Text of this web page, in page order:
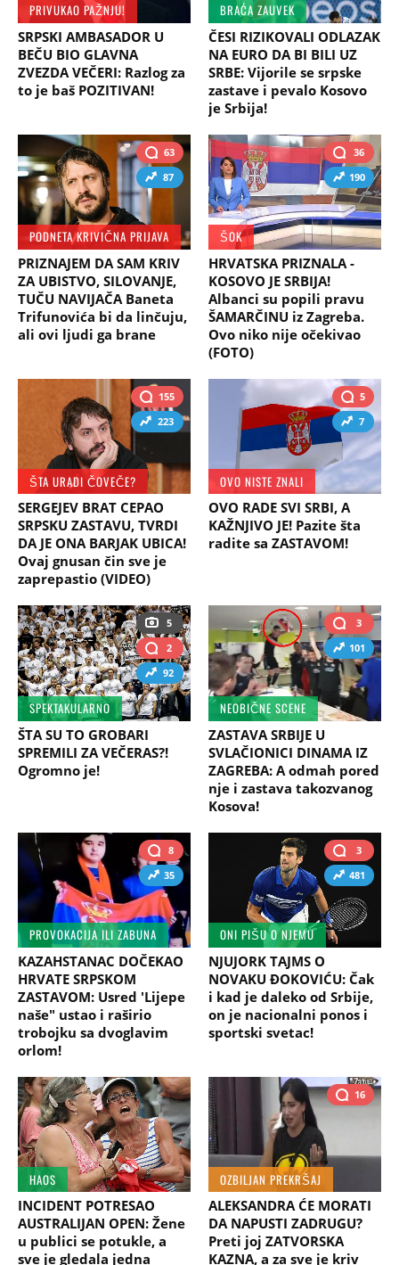
PRIVUKAO PAŽNJU!
SRPSKI AMBASADOR U
BEČU BIO GLAVNA
ZVEZDA VEČERI: Razlog za
to je baš POZITIVAN!
BRAĆA ZAUVEK
ČESI RIZIKOVALI ODLAZAK
NA EURO DA BI BILI UZ
SRBE: Vijorile se srpske
zastave i pevalo Kosovo
je Srbija!
63
87
PODNETA KRIVIČNA PRIJAVA
PRIZNAJEM DA SAM KRIV
ZA UBISTVO, SILOVANJE,
TUČU NAVIJAČA Baneta
Trifunovića bi da linčuju,
ali ovi ljudi ga brane
36
190
ŠOK
HRVATSKA PRIZNALA -
KOSOVO JE SRBIJA!
Albanci su popili pravu
ŠAMARČINU iz Zagreba.
Ovo niko nije očekivao
(FOTO)
155
223
ŠTA URADI ČOVEČE?
SERGEJEV BRAT CEPAO
SRPSKU ZASTAVU, TVRDI
DA JE ONA BARJAK UBICA!
Ovaj gnusan čin sve je
zaprepastio (VIDEO)
5
7
OVO NISTE ZNALI
OVO RADE SVI SRBI, A
KAŽNJIVO JE! Pazite šta
radite sa ZASTAVOM!
5
2
92
SPEKTAKULARNO
ŠTA SU TO GROBARI
SPREMILI ZA VEČERAS?!
Ogromno je!
3
101
NEOBIČNE SCENE
ZASTAVA SRBIJE U
SVLAČIONICI DINAMA IZ
ZAGREBA: A odmah pored
nje i zastava takozvanog
Kosova!
8
35
PROVOKACIJA ILI ZABUNA
KAZAHSTANAC DOČEKAO
HRVATE SRPSKOM
ZASTAVOM: Usred 'Lijepe
naše" ustao i raširio
trobojku sa dvoglavim
orlom!
3
481
ONI PIŠU O NJEMU
NJUJORK TAJMS O
NOVAKU ĐOKOVIĆU: Čak
i kad je daleko od Srbije,
on je nacionalni ponos i
sportski svetac!
HAOS
INCIDENT POTRESAO
AUSTRALIJAN OPEN: Žene
u publici se potukle, a
sve je gledala jedna
16
OZBILJAN PREKRŠAJ
ALEKSANDRA ĆE MORATI
DA NAPUSTI ZADRUGU?
Preti joj ZATVORSKA
KAZNA, a za sve je kriv